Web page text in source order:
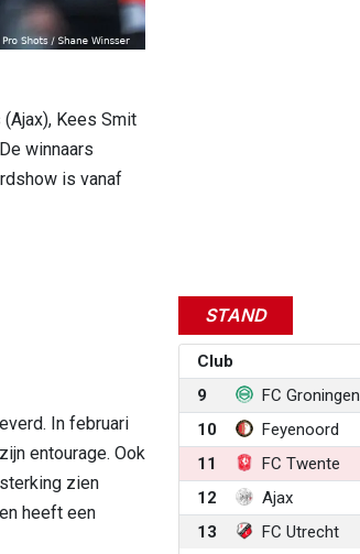
Kees Smit
winnaars
is vanaf
In februari
entourage. Ook
zien
heeft een
STAND
Club
9
FC Groningen
10
Feyenoord
11
FC Twente
12
Ajax
13
FC Utrecht